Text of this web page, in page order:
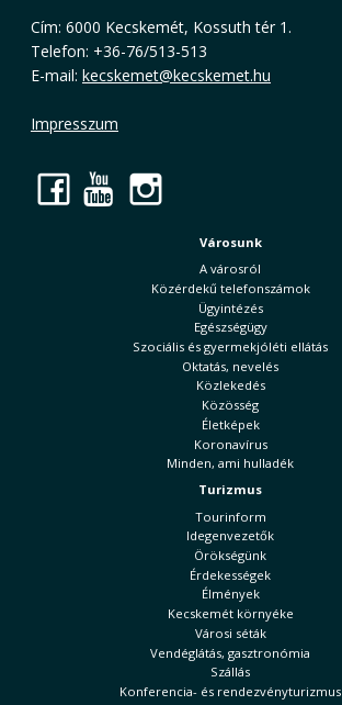
Cím: 6000 Kecskemét, Kossuth tér 1.
Telefon: +36-76/513-513
E-mail: kecskemet@kecskemet.hu
Impresszum
Facebook
YouTube
Városunk
A városról
Közérdekű telefonszámok
Ügyintézés
Egészségügy
Szociális és gyermekjóléti ellátás
Oktatás, nevelés
Közlekedés
Közösség
Életképek
Koronavírus
Minden, ami hulladék
Turizmus
Tourinform
Idegenvezetők
Örökségünk
Érdekességek
Élmények
Kecskemét környéke
Városi séták
Vendéglátás, gasztronómia
Szállás
Konferencia- és rendezvényturizmus